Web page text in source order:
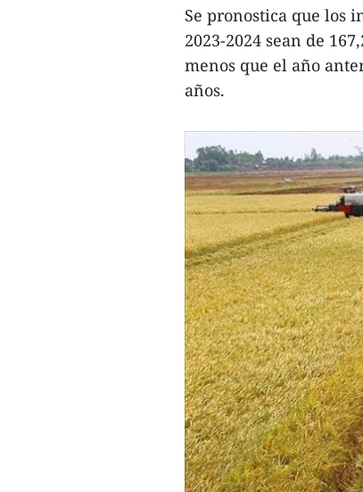
Se pronostica que los
2023-2024 sean de
menos que el año
años.